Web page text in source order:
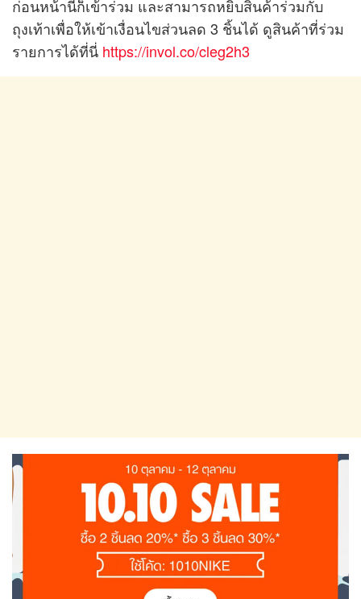
ก่อนหน้านี้ก็เข้าร่วม และสามารถหยิบสินค้าร่วมกับ
ถุงเท้าเพื่อให้เข้าเงื่อนไขส่วนลด 3 ชิ้นได้ ดูสินค้าที่ร่วม
รายการได้ที่นี่ https://invol.co/cleg2h3